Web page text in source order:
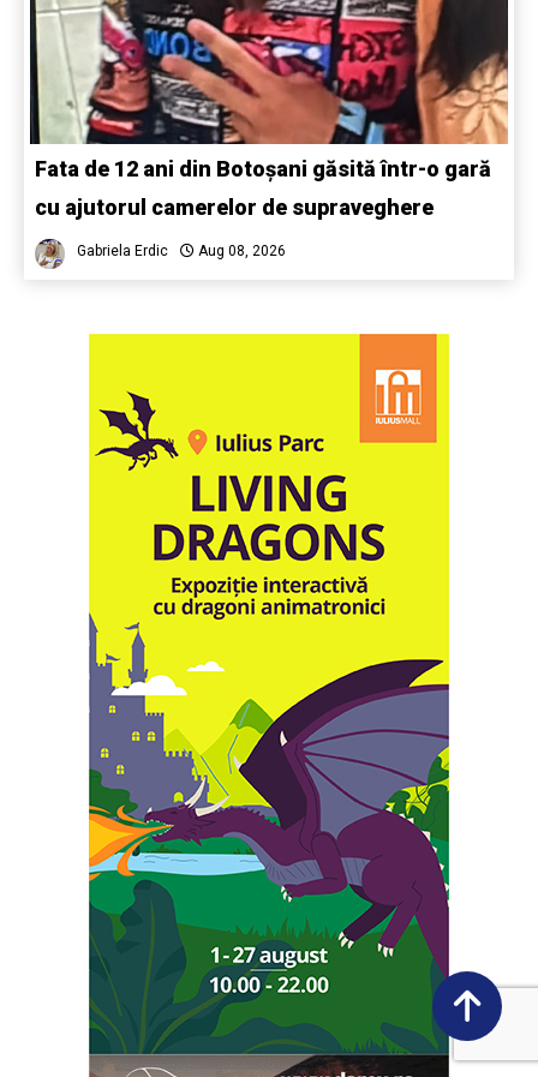
Fata de 12 ani din Botoșani găsită într-o gară
cu ajutorul camerelor de supraveghere
Gabriela Erdic Aug 08, 2026